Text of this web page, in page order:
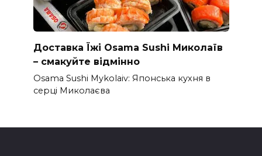
Доставка Їжі Osama Sushi Миколаїв
– смакуйте відмінно
Osama Sushi Mykolaiv: Японська кухня в
серці Миколаєва